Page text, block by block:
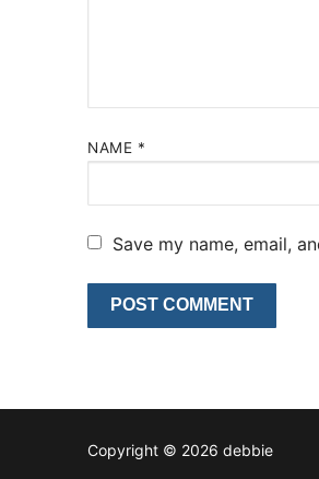
NAME *
Save my name, email,
Copyright © 2026 debbie